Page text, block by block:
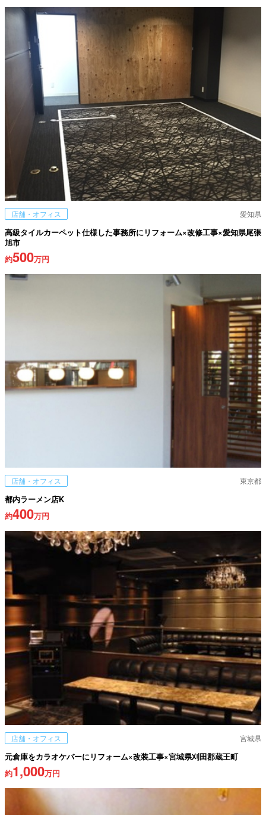
店舗・オフィス 愛知県
高級タイルカーペット仕様した事務所にリフォーム×改修工事×愛知県尾張
旭市
約500万円
店舗・オフィス 東京都
都内ラーメン店K
約400万円
店舗・オフィス 宮城県
元倉庫をカラオケバーにリフォーム×改装工事×宮城県刈田郡蔵王町
約1,000万円